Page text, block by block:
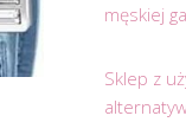
męskiej
Sklep z